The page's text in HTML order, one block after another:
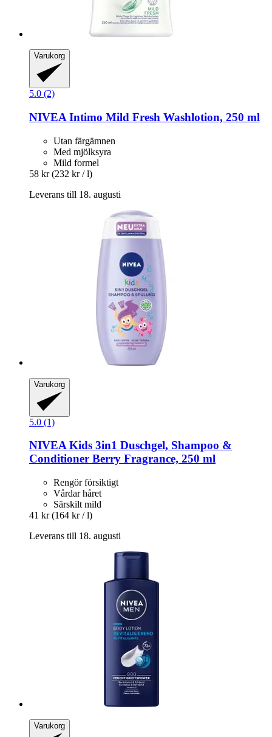
Varukorg
5.0 (2)
NIVEA Intimo Mild Fresh Washlotion, 250 ml
Utan färgämnen
Med mjölksyra
Mild formel
58 kr (232 kr / l)
Leverans till 18. augusti
Varukorg
5.0 (1)
NIVEAKids 3in1 Duschgel, Shampoo &
Conditioner Berry Fragrance, 250 ml
Rengör försiktigt
Vårdar håret
Särskilt mild
41 kr (164 kr / l)
Leverans till 18. augusti
Varukorg